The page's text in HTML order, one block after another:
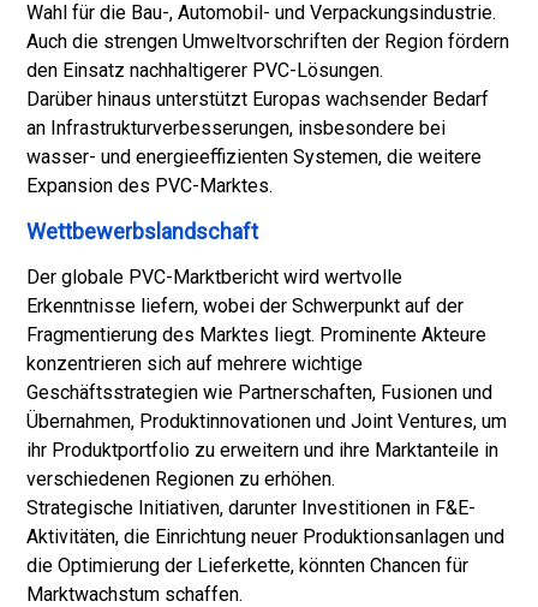
Wahl für die Bau-, Automobil- und Verpackungsindustrie.
Auch die strengen Umweltvorschriften der Region fördern
den Einsatz nachhaltigerer PVC-Lösungen.
Darüber hinaus unterstützt Europas wachsender Bedarf
an Infrastrukturverbesserungen, insbesondere bei
wasser- und energieeffizienten Systemen, die weitere
Expansion des PVC-Marktes.
Wettbewerbslandschaft
Der globale PVC-Marktbericht wird wertvolle
Erkenntnisse liefern, wobei der Schwerpunkt auf der
Fragmentierung des Marktes liegt. Prominente Akteure
konzentrieren sich auf mehrere wichtige
Geschäftsstrategien wie Partnerschaften, Fusionen und
Übernahmen, Produktinnovationen und Joint Ventures, um
ihr Produktportfolio zu erweitern und ihre Marktanteile in
verschiedenen Regionen zu erhöhen.
Strategische Initiativen, darunter Investitionen in F&E-
Aktivitäten, die Einrichtung neuer Produktionsanlagen und
die Optimierung der Lieferkette, könnten Chancen für
Marktwachstum schaffen.